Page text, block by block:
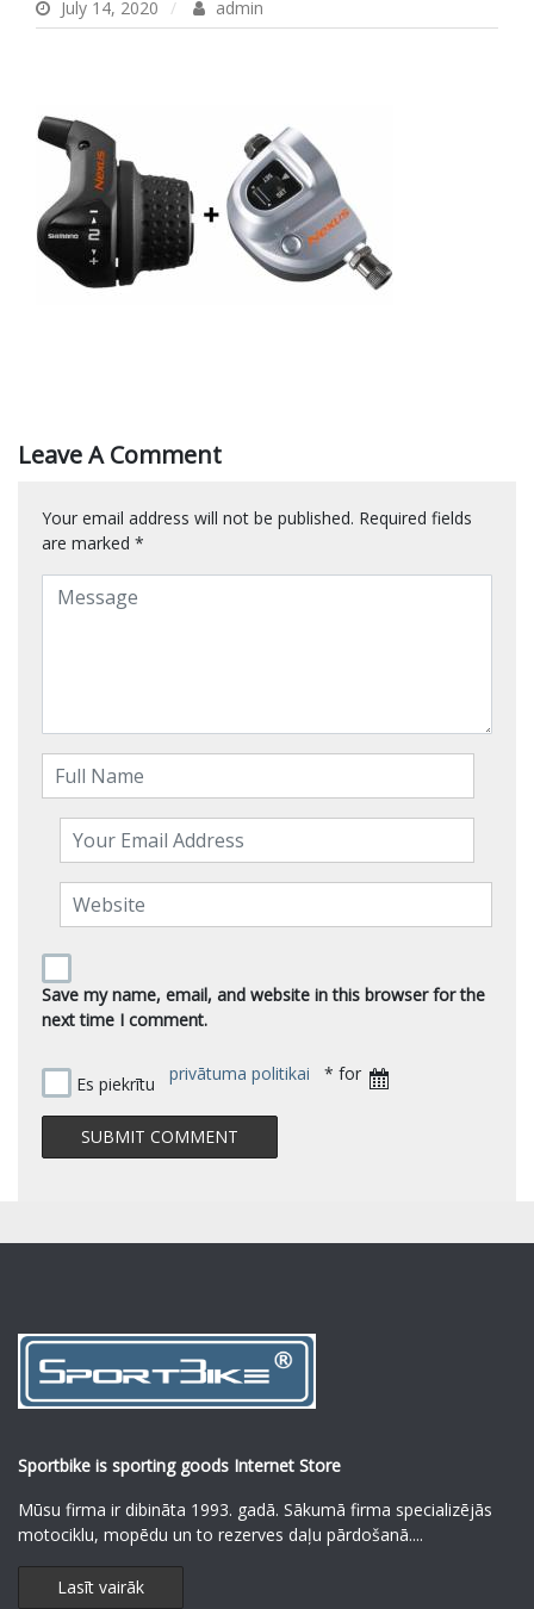
July 14, 2020 admin
Leave A Comment
Your email address will not be published. Required fields
are marked *
Save my name, email, and website in this browser for the
next time I comment.
Es piekrītu privātuma politikai * for
Sportbike is sporting goods Internet Store
Mūsu firma ir dibināta 1993. gadā. Sākumā firma specializējās
motociklu, mopēdu un to rezerves daļu pārdošanā....
Lasīt vairāk